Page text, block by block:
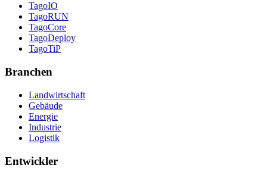
TagoIO
TagoRUN
TagoCore
TagoDeploy
TagoTiP
Branchen
Landwirtschaft
Gebäude
Energie
Industrie
Logistik
Entwickler